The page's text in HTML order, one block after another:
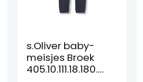
s.Oliver baby-
meisjes Broek
405.10.111.18.180.21